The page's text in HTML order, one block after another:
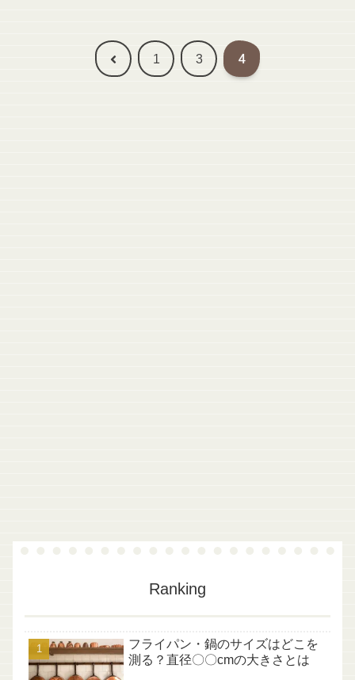
前 1 3 4
Ranking
フライパン・鍋のサイズはどこを
測る？直径〇〇cmの大きさとは